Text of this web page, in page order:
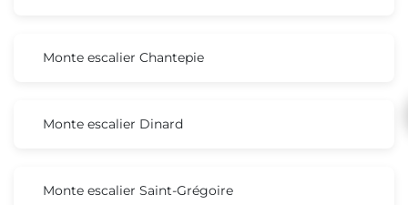
Monte escalier Chantepie
Monte escalier Dinard
Monte escalier Saint-Grégoire